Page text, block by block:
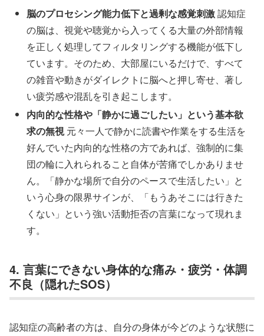
脳のプロセシング能力低下と過剰な感覚刺激認知症
の脳は、視覚や聴覚から入ってくる大量の外部情報
を正しく処理してフィルタリングする機能が低下し
ています。そのため、大部屋にいるだけで、すべて
の雑音や動きがダイレクトに脳へと押し寄せ、著し
い疲労感や混乱を引き起こします。
内向的な性格や「静かに過ごしたい」という基本欲
求の無視元々一人で静かに読書や作業をする生活を
好んでいた内向的な性格の方であれば、強制的に集
団の輪に入れられること自体が苦痛でしかありませ
ん。「静かな場所で自分のペースで生活したい」と
いう心身の限界サインが、「もうあそこには行きた
くない」という強い活動拒否の言葉になって現れま
す。
4. 言葉にできない身体的な痛み・疲労・体調
不良（隠れたSOS）
認知症の高齢者の方は、自分の身体が今どのような状態に